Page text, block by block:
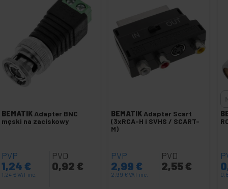
BEMATIK Adapter BNC
męski na zaciskowy
PVP
1,24 €
1,24 €VAT inc.
PVD
0,92 €
BEMATIK Adapter Scart
(3xRCA-H i SVHS / SCART-
M)
PVP
2,99 €
2,99 €VAT inc.
PVD
2,55 €